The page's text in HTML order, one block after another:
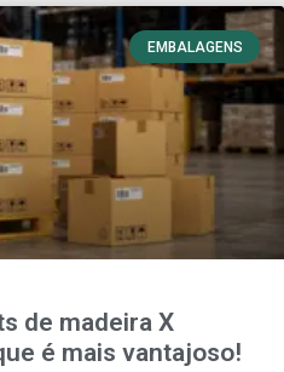
EMBALAGENS
de madeira X
é mais vantajoso!